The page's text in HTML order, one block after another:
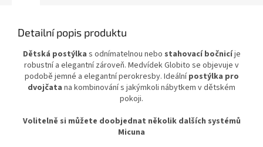
Detailní popis produktu
Dětská postýlka s odnímatelnou nebo stahovací bočnicíje
robustní a elegantní zároveň. Medvídek Globito se objevuje v
podobě jemné a elegantní perokresby. Ideálnípostýlka pro
dvojčata na kombinování s jakýmkoli nábytkem v dětském
pokoji.
Volitelně si můžete doobjednat několik dalších systémů
Micuna